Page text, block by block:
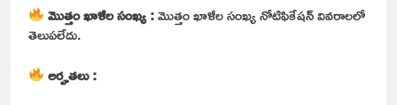
మొత్తం ఖాళీల సంఖ్య :మొత్తం ఖాళీల సంఖ్య నోటిఫికేషన్ వివరాలలో
తెలుపలేదు.
అర్హతలు :